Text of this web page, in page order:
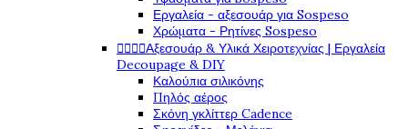
Εργαλεία - αξεσουάρ για Sospeso
Χρώματα - Ρητίνες Sospeso
Αξεσουάρ & Υλικά Χειροτεχνίας | Εργαλεία
Decoupage & DIY
Καλούπια σιλικόνης
Πηλός αέρος
Σκόνη γκλίττερ Cadence